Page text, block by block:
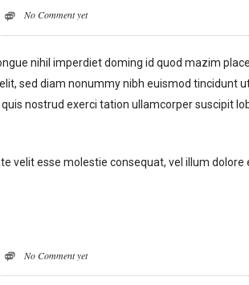
No Comment yet
nihil imperdiet doming id quod mazim
sed diam nonummy nibh euismod tincidunt
nostrud exerci tation ullamcorper suscipit
velit esse molestie consequat, vel illum dolore
No Comment yet